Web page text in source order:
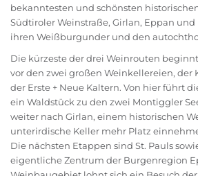
bekanntesten und schönsten
Südtiroler Weinstraße, Girlan, Eppan
ihren Weißburgunder und den
Die kürzeste der drei Weinrouten
vor den zwei großen Weinkellereien, der
der Erste + Neue Kaltern. Von hier führt
ein Waldstück zu den zwei Montiggler
weiter nach Girlan, einem historischen
unterirdische Keller mehr Platz
Die nächsten Etappen sind St. Pauls
eigentliche Zentrum der Burgenregion